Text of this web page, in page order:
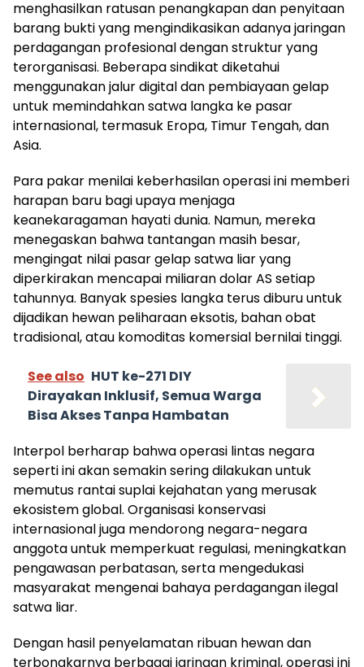
menghasilkan ratusan penangkapan dan penyitaan
barang bukti yang mengindikasikan adanya jaringan
perdagangan profesional dengan struktur yang
terorganisasi. Beberapa sindikat diketahui
menggunakan jalur digital dan pembiayaan gelap
untuk memindahkan satwa langka ke pasar
internasional, termasuk Eropa, Timur Tengah, dan
Asia.
Para pakar menilai keberhasilan operasi ini memberi
harapan baru bagi upaya menjaga
keanekaragaman hayati dunia. Namun, mereka
menegaskan bahwa tantangan masih besar,
mengingat nilai pasar gelap satwa liar yang
diperkirakan mencapai miliaran dolar AS setiap
tahunnya. Banyak spesies langka terus diburu untuk
dijadikan hewan peliharaan eksotis, bahan obat
tradisional, atau komoditas komersial bernilai tinggi.
See also HUT ke-271 DIY
Dirayakan Inklusif, Semua Warga
Bisa Akses Tanpa Hambatan
Interpol berharap bahwa operasi lintas negara
seperti ini akan semakin sering dilakukan untuk
memutus rantai suplai kejahatan yang merusak
ekosistem global. Organisasi konservasi
internasional juga mendorong negara-negara
anggota untuk memperkuat regulasi, meningkatkan
pengawasan perbatasan, serta mengedukasi
masyarakat mengenai bahaya perdagangan ilegal
satwa liar.
Dengan hasil penyelamatan ribuan hewan dan
terbongkarnya berbagai jaringan kriminal, operasi ini